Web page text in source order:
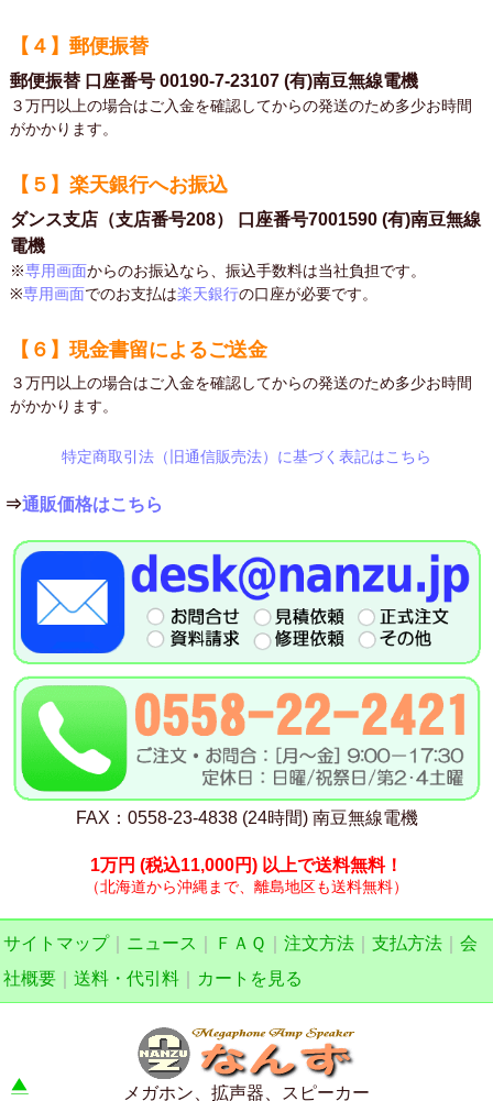
【４】郵便振替
郵便振替 口座番号 00190-7-23107 (有)南豆無線電機
３万円以上の場合はご入金を確認してからの発送のため多少お時間
がかかります。
【５】楽天銀行へお振込
ダンス支店（支店番号208） 口座番号7001590 (有)南豆無線
電機
※専用画面からのお振込なら、振込手数料は当社負担です。
※専用画面でのお支払は楽天銀行の口座が必要です。
【６】現金書留によるご送金
３万円以上の場合はご入金を確認してからの発送のため多少お時間
がかかります。
特定商取引法（旧通信販売法）に基づく表記はこちら
⇒通販価格はこちら
FAX：0558-23-4838 (24時間) 南豆無線電機
1万円 (税込11,000円) 以上で送料無料！
（北海道から沖縄まで、離島地区も送料無料）
サイトマップ｜ ニュース ＦＡＱ 注文方法 支払方法
会
社概要
送料・代引料 カートを見る
メガホン、拡声器、スピーカー